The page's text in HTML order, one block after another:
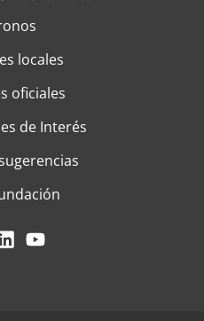
locales
oficiales
de Interés